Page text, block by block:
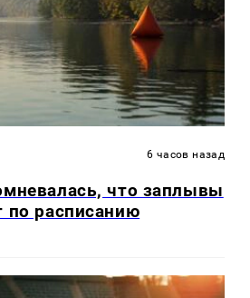
6 часов назад
что заплывы
по расписанию